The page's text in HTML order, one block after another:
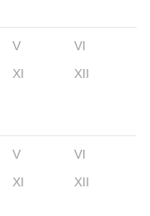
V
VI
XI XII
V
VI
XI XII